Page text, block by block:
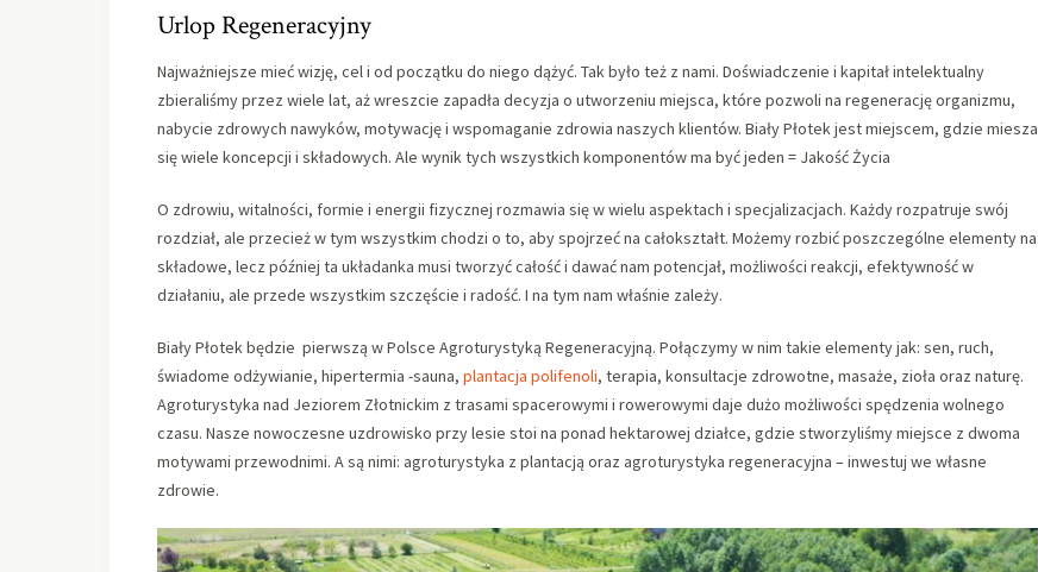
Urlop Regeneracyjny
Najważniejsze mieć wizję, cel i od początku do niego dążyć. Tak było też z nami. Doświadczenie i kapitał intelektualny
zbieraliśmy przez wiele lat, aż wreszcie zapadła decyzja o utworzeniu miejsca, które pozwoli na regenerację organizmu,
nabycie zdrowych nawyków, motywację i wspomaganie zdrowia naszych klientów. Biały Płotek jest miejscem, gdzie miesza
się wiele koncepcji i składowych. Ale wynik tych wszystkich komponentów ma być jeden = Jakość Życia
O zdrowiu, witalności, formie i energii fizycznej rozmawia się w wielu aspektach i specjalizacjach. Każdy rozpatruje swój
rozdział, ale przecież w tym wszystkim chodzi o to, aby spojrzeć na całokształt. Możemy rozbić poszczególne elementy na
składowe, lecz później ta układanka musi tworzyć całość i dawać nam potencjał, możliwości reakcji, efektywność w
działaniu, ale przede wszystkim szczęście i radość. I na tym nam właśnie zależy.
Biały Płotek będzie pierwszą w Polsce Agroturystyką Regeneracyjną. Połączymy w nim takie elementy jak: sen, ruch,
świadome odżywianie, hipertermia -sauna, plantacja polifenoli, terapia, konsultacje zdrowotne, masaże, zioła oraz naturę.
Agroturystyka nad Jeziorem Złotnickim z trasami spacerowymi i rowerowymi daje dużo możliwości spędzenia wolnego
czasu. Nasze nowoczesne uzdrowisko przy lesie stoi na ponad hektarowej działce, gdzie stworzyliśmy miejsce z dwoma
motywami przewodnimi. A są nimi: agroturystyka z plantacją oraz agroturystyka regeneracyjna – inwestuj we własne
zdrowie.